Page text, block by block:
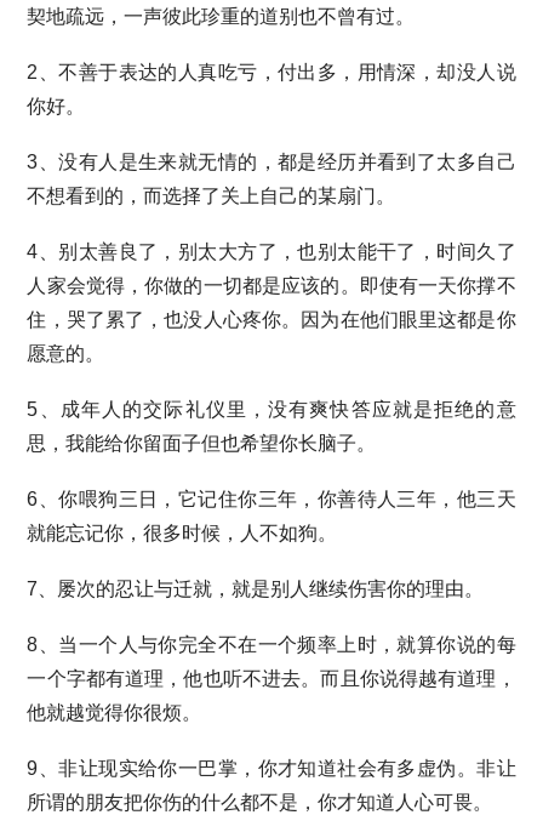
契地疏远，一声彼此珍重的道别也不曾有过。
2、不善于表达的人真吃亏，付出多，用情深，却没人说
你好。
3、没有人是生来就无情的，都是经历并看到了太多自己
不想看到的，而选择了关上自己的某扇门。
4、别太善良了，别太大方了，也别太能干了，时间久了
人家会觉得，你做的一切都是应该的。即使有一天你撑不
住，哭了累了，也没人心疼你。因为在他们眼里这都是你
愿意的。
5、成年人的交际礼仪里，没有爽快答应就是拒绝的意
思，我能给你留面子但也希望你长脑子。
6、你喂狗三日，它记住你三年，你善待人三年，他三天
就能忘记你，很多时候，人不如狗。
7、屡次的忍让与迁就，就是别人继续伤害你的理由。
8、当一个人与你完全不在一个频率上时，就算你说的每
一个字都有道理，他也听不进去。而且你说得越有道理，
他就越觉得你很烦。
9、非让现实给你一巴掌，你才知道社会有多虚伪。非让
所谓的朋友把你伤的什么都不是，你才知道人心可畏。